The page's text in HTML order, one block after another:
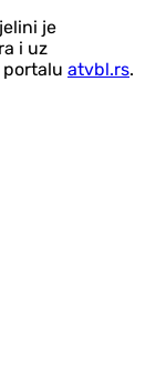
je
i uz
portalu atvbl.rs.